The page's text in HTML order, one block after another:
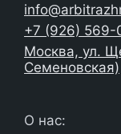
+7 (926) 569-
Москва, ул.
Семеновская)
О нас: